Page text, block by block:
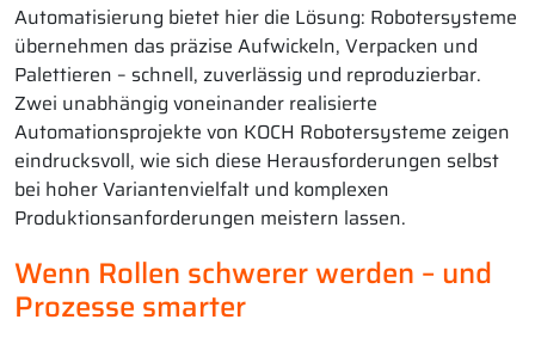
Automatisierung bietet hier die Lösung: Robotersysteme
übernehmen das präzise Aufwickeln, Verpacken und
Palettieren – schnell, zuverlässig und reproduzierbar.
Zwei unabhängig voneinander realisierte
Automationsprojekte von KOCH Robotersysteme zeigen
eindrucksvoll, wie sich diese Herausforderungen selbst
bei hoher Variantenvielfalt und komplexen
Produktionsanforderungen meistern lassen.
Wenn Rollen schwerer werden – und
Prozesse smarter